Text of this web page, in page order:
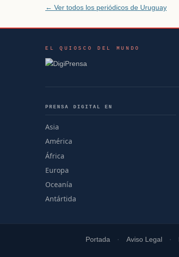
← Ver todos los periódicos de Uruguay
EL QUIOSCO DEL MUNDO
PRENSA DIGITAL EN
Asia
América
África
Europa
Oceanía
Antártida
Portada Aviso Legal